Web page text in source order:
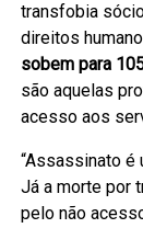
transfobia
direitos
sobem para
são aquelas
acesso aos
“Assassinato é
Já a morte por
pelo não